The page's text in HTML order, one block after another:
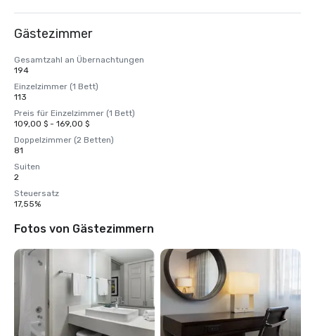
Gästezimmer
Gesamtzahl an Übernachtungen
194
Einzelzimmer (1 Bett)
113
Preis für Einzelzimmer (1 Bett)
109,00 $ - 169,00 $
Doppelzimmer (2 Betten)
81
Suiten
2
Steuersatz
17,55%
Fotos von Gästezimmern